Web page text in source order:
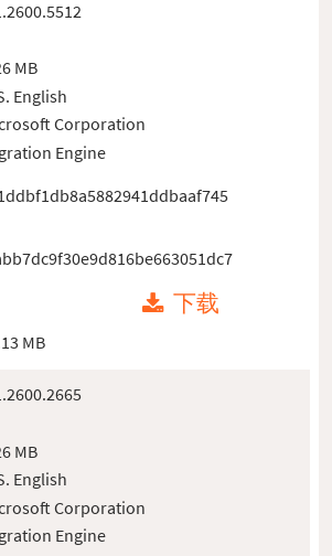
MB
English
Corporation
Engine
下载
MB
MB
English
Corporation
Engine